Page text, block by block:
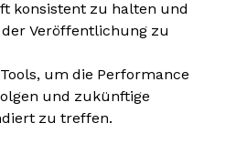
konsistent zu halten und
Veröffentlichung zu
um die Performance
und zukünftige
zu treffen.